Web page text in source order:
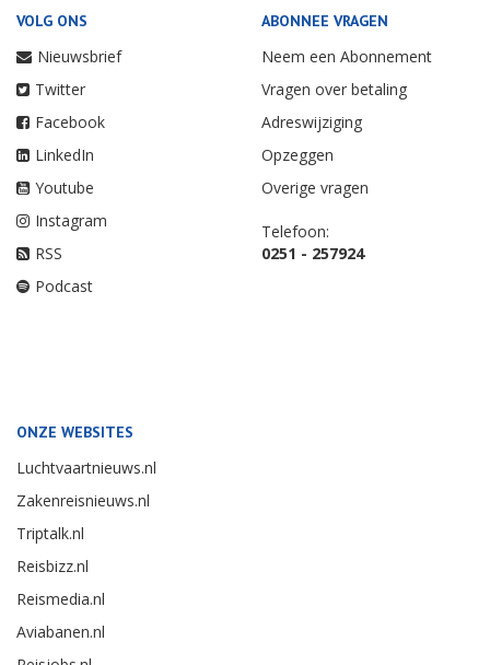
VOLG ONS
Nieuwsbrief
Twitter
Facebook
LinkedIn
Youtube
Instagram
RSS
Podcast
ABONNEE VRAGEN
Neem een Abonnement
Vragen over betaling
Adreswijziging
Opzeggen
Overige vragen
Telefoon:
0251 - 257924
ONZE WEBSITES
Luchtvaartnieuws.nl
Zakenreisnieuws.nl
Triptalk.nl
Reisbizz.nl
Reismedia.nl
Aviabanen.nl